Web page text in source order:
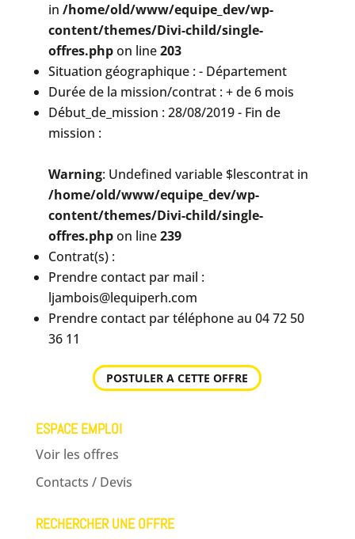
in /home/old/www/equipe_dev/wp-
content/themes/Divi-child/single-
offres.phpon line203
Situation géographique : - Département
Durée de la mission/contrat : + de 6 mois
Début_de_mission : 28/08/2019 - Fin de
mission :
Warning: Undefined variable $lescontrat in
/home/old/www/equipe_dev/wp-
content/themes/Divi-child/single-
offres.phpon line239
Contrat(s) :
Prendre contact par mail :
ljambois@lequiperh.com
Prendre contact par téléphone au 04 72 50
36 11
POSTULER A CETTE OFFRE
ESPACE EMPLOI
Voir les offres
Contacts / Devis
RECHERCHER UNE OFFRE